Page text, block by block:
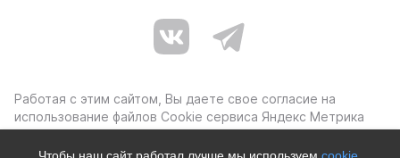
Работая с этим сайтом, Вы даете свое согласие на
использование файлов Cookie сервиса Яндекс Метрика